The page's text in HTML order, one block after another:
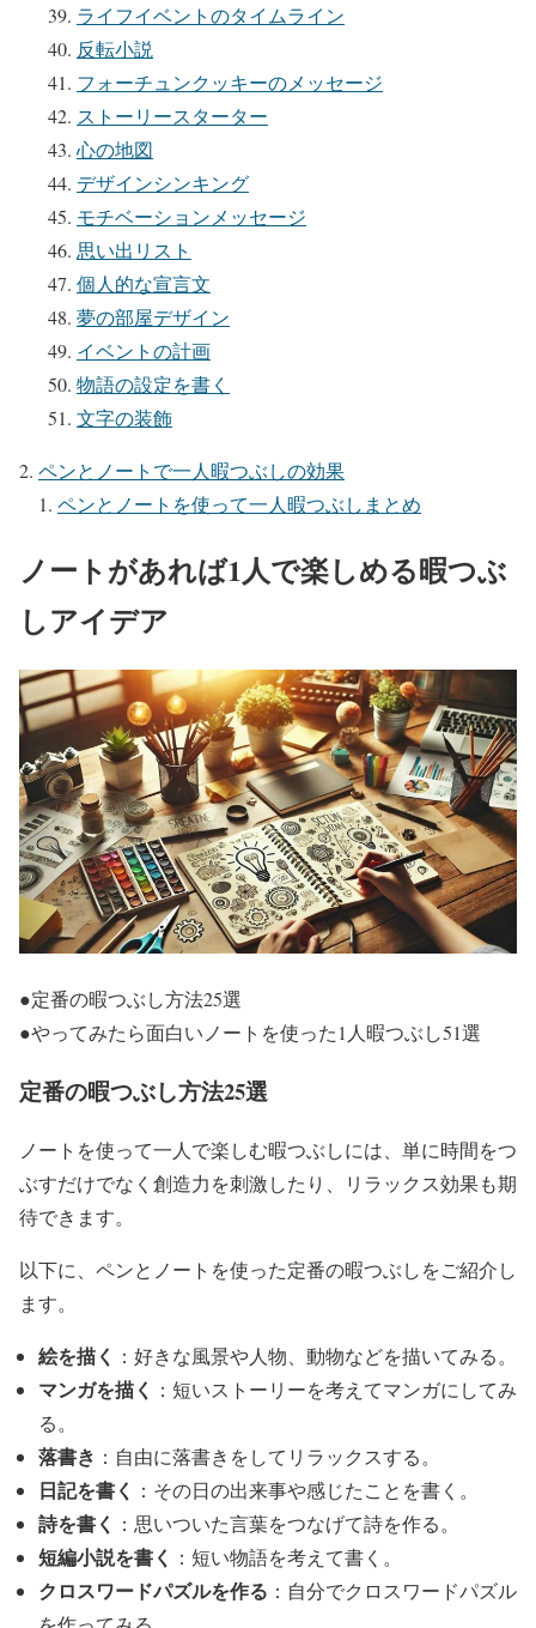
ライフイベントのタイムライン
反転小説
フォーチュンクッキーのメッセージ
ストーリースターター
心の地図
デザインシンキング
モチベーションメッセージ
思い出リスト
個人的な宣言文
夢の部屋デザイン
イベントの計画
物語の設定を書く
文字の装飾
ペンとノートで一人暇つぶしの効果
ペンとノートを使って一人暇つぶしまとめ
ノートがあれば1人で楽しめる暇つぶ
しアイデア
●定番の暇つぶし方法25選
●やってみたら面白いノートを使った1人暇つぶし51選
定番の暇つぶし方法25選
ノートを使って一人で楽しむ暇つぶしには、単に時間をつ
ぶすだけでなく創造力を刺激したり、リラックス効果も期
待できます。
以下に、ペンとノートを使った定番の暇つぶしをご紹介し
ます。
絵を描く ：好きな風景や人物、動物などを描いてみる。
マンガを描く ：短いストーリーを考えてマンガにしてみ
る。
落書き ：自由に落書きをしてリラックスする。
日記を書く ：その日の出来事や感じたことを書く。
詩を書く ：思いついた言葉をつなげて詩を作る。
短編小説を書く ：短い物語を考えて書く。
クロスワードパズルを作る ：自分でクロスワードパズル